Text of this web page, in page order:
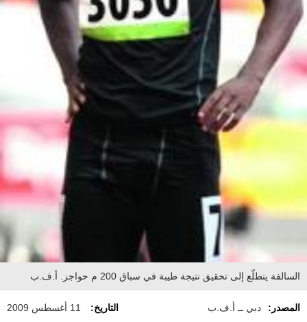
السالفة يتطلّع إلى تحقيق نتيجة طيبة في سباق 200 م حواجز. أ.ف.ب
المصدر: دبي ــ أ.ف.ب التاريخ: 11 أغسطس 2009